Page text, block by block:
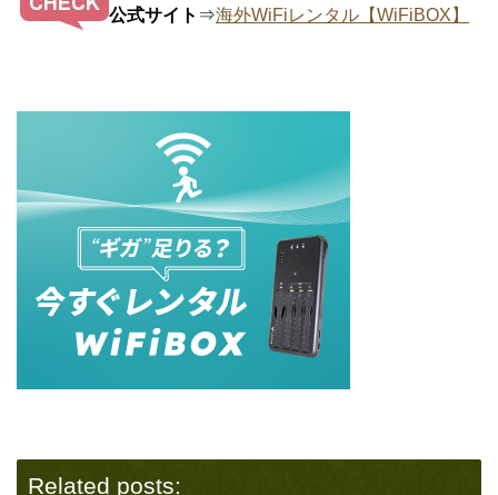
公式サイト ⇒海外WiFiレンタル【WiFiBOX】
Related posts: